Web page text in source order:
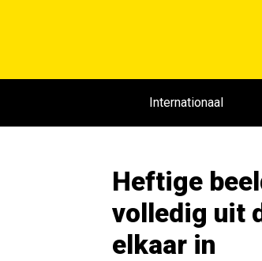
Internationaal
Heftige
volledig uit
elkaar in